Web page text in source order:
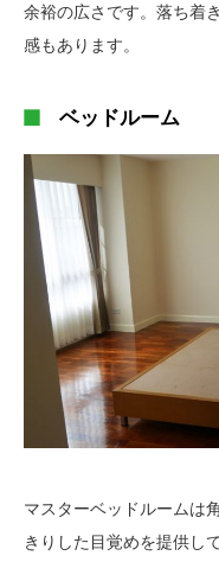
余裕の広さです。落ち着
感もあります。
ベッドルーム
マスターベッドルームは
きりした目覚めを提供し